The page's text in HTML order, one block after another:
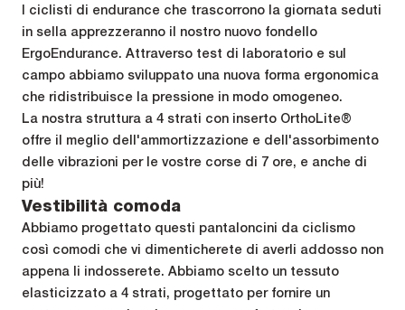
I ciclisti di endurance che trascorrono la giornata seduti
in sella apprezzeranno il nostro nuovo fondello
ErgoEndurance. Attraverso test di laboratorio e sul
campo abbiamo sviluppato una nuova forma ergonomica
che ridistribuisce la pressione in modo omogeneo.
La nostra struttura a 4 strati con inserto OrthoLite®
offre il meglio dell'ammortizzazione e dell'assorbimento
delle vibrazioni per le vostre corse di 7 ore, e anche di
più!
Vestibilità comoda
Abbiamo progettato questi pantaloncini da ciclismo
così comodi che vi dimenticherete di averli addosso non
appena li indosserete. Abbiamo scelto un tessuto
elasticizzato a 4 strati, progettato per fornire un